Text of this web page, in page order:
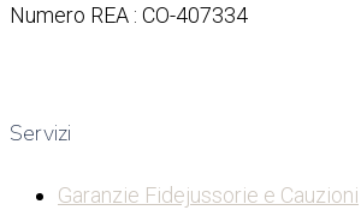
Numero REA : CO-407334
Servizi
Garanzie Fidejussorie e Cauzioni